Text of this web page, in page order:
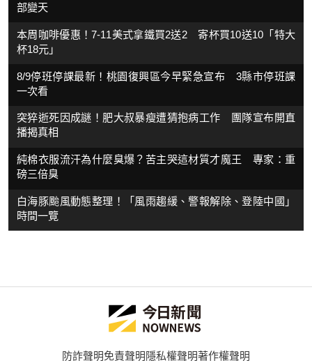
部變天
本周咖啡優惠！7-11美式拿鐵買2送2 寄杯買10送10「特大
杯18元」
8/9停班停課最新！桃園復興區今早緊急宣布 3縣市停班課
一次看
突猝逝死因成謎！肥大叔暴瘦遭猜抱病工作 團隊宣布開直
播揭真相
純棉衣服流汗為什麼臭爆？苦主哭這材質才魔王 專家：重
磅三倍臭
白海豚颱風動態整理！「風雨趨緩、警報解除、登陸中國」
時間一覽
防詐聲明免責聲明隱私權聲明著作權聲明